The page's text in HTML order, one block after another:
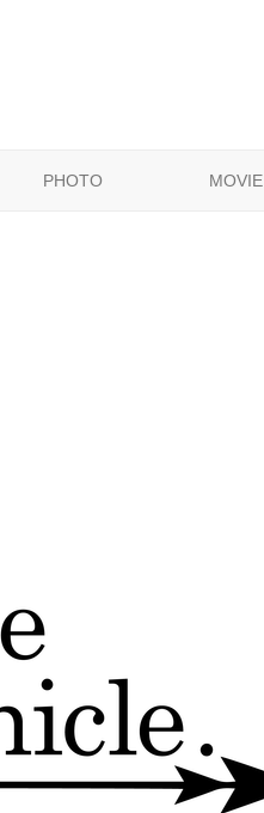
PHOTO MOVIE